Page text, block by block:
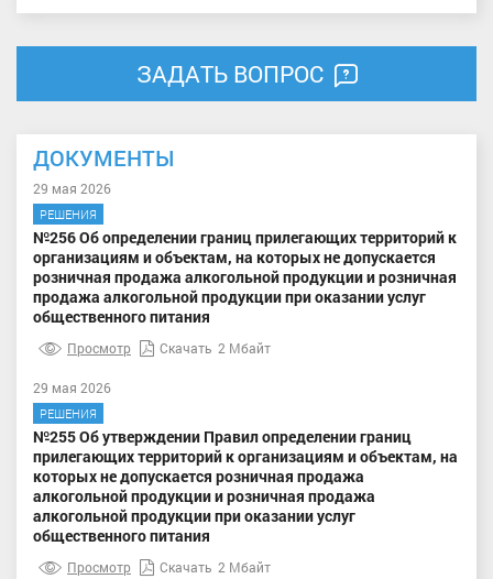
ЗАДАТЬ ВОПРОС
ДОКУМЕНТЫ
29 мая 2026
РЕШЕНИЯ
№256 Об определении границ прилегающих территорий к
организациям и объектам, на которых не допускается
розничная продажа алкогольной продукции и розничная
продажа алкогольной продукции при оказании услуг
общественного питания
Просмотр Скачать 2 Мбайт
29 мая 2026
РЕШЕНИЯ
№255 Об утверждении Правил определении границ
прилегающих территорий к организациям и объектам, на
которых не допускается розничная продажа
алкогольной продукции и розничная продажа
алкогольной продукции при оказании услуг
общественного питания
Просмотр Скачать 2 Мбайт